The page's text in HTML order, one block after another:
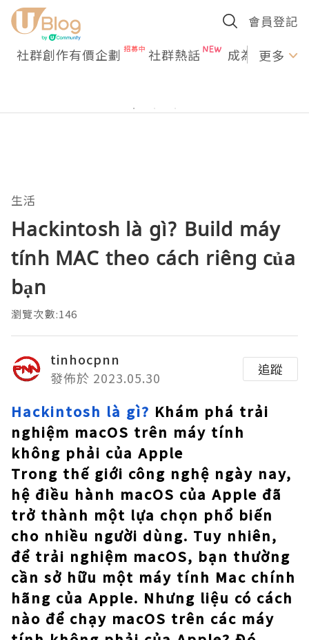
會員登記
社群創作有價企劃 社群熱話 成為U更多
生活
Hackintosh là gì? Build máy
tính MAC theo cách riêng của
bạn
瀏覽次數:146
tinhocpnn
發佈於 2023.05.30
追蹤
Hackintosh là gì? Khám phá trải
nghiệm macOS trên máy tính
không phải của Apple
Trong thế giới công nghệ ngày nay,
hệ điều hành macOS của Apple đã
trở thành một lựa chọn phổ biến
cho nhiều người dùng. Tuy nhiên,
để trải nghiệm macOS, bạn thường
cần sở hữu một máy tính Mac chính
hãng của Apple. Nhưng liệu có cách
nào để chạy macOS trên các máy